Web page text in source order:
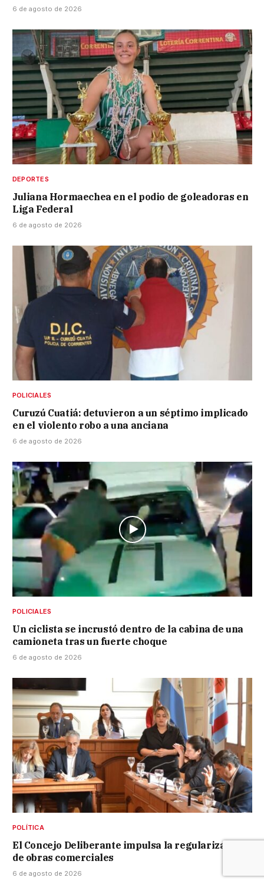
6 de agosto de 2026
DEPORTES
Juliana Hormaechea en el podio de goleadoras en
Liga Federal
6 de agosto de 2026
POLICIALES
Curuzú Cuatiá: detuvieron a un séptimo implicado
en el violento robo a una anciana
6 de agosto de 2026
POLICIALES
Un ciclista se incrustó dentro de la cabina de una
camioneta tras un fuerte choque
6 de agosto de 2026
POLÍTICA
El Concejo Deliberante impulsa la regularización
de obras comerciales
6 de agosto de 2026